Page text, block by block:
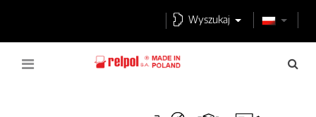
Wyszukaj